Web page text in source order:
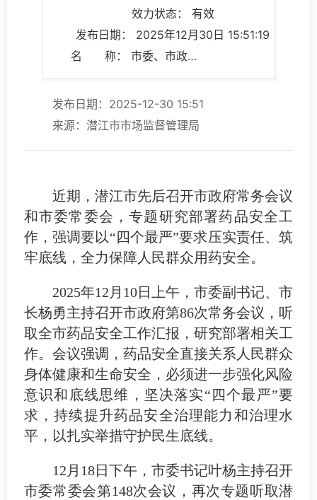
效力状态： 有效
发布日期： 2025年12月30日 15:51:19
名 称： 市委、市政府召开专题会议研究部署药品安全工作
发布日期：2025-12-30 15:51
来源：潜江市市场监督管理局
近期，潜江市先后召开市政府常务会议
和市委常委会，专题研究部署药品安全工
作，强调要以“四个最严”要求压实责任、筑
牢底线，全力保障人民群众用药安全。
2025年12 月 10日上午，市委副书记、市
长杨勇主持召开市政府第86次常务会议，听
取全市药品安全工作汇报，研究部署相关工
作。会议强调，药品安全直接关系人民群众
身体健康和生命安全，必须进一步强化风险
意识和底线思维，坚决落实“四个最严”要
求，持续提升药品安全治理能力和治理水
平，以扎实举措守护民生底线。
12 月 18日下午，市委书记叶杨主持召开
市委常委会第148次会议，再次专题听取潜